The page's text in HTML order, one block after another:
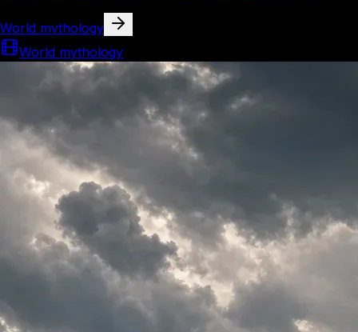
World mythology
World mythology